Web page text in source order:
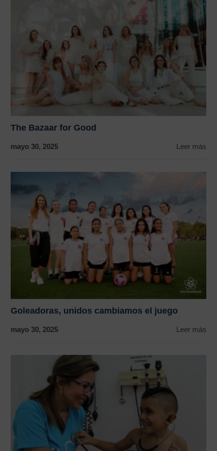
The Bazaar for Good
mayo 30, 2025 Leer más
Goleadoras, unidos cambiamos el juego
mayo 30, 2025 Leer más